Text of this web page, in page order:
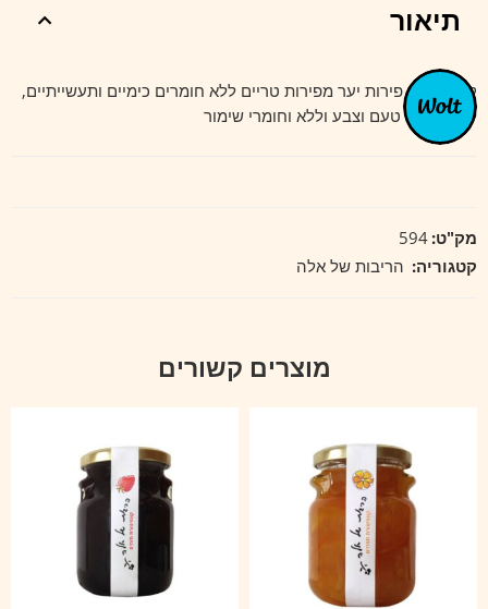
תיאור
קונפיטורת פירות יער מפירות טריים ללא חומרים כימיים ותעשייתיים,
ללא תוספי טעם וצבע וללא וחומרי שימור
מק"ט: 594
קטגוריה: הריבות של אלה
מוצרים קשורים